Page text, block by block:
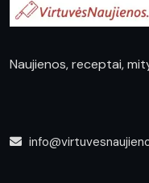
Naujienos, receptai,